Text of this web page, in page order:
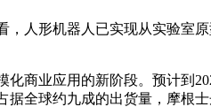
人形机器人已实现从实验室
商业应用的新阶段。预计到
全球约九成的出货量，摩根